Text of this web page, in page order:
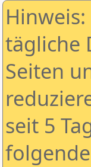
tägliche
Seiten
seit 5